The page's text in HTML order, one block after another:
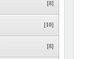
[8]
[10]
[8]